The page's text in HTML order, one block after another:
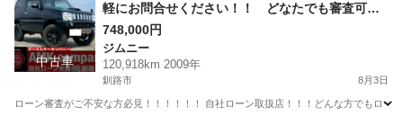
中古車
軽にお問合せください！！ どなたでも審査可能
です！お気軽にご相談ください！！H21年 スズ
キ ジムニー ランドベンチャー ４WD
748,000円
ジムニー
120,918km 2009年
釧路市 8月3日
ローン審査がご不安な方必見！！！！！！ 自社ローン取扱店！！！どんな方でもロ